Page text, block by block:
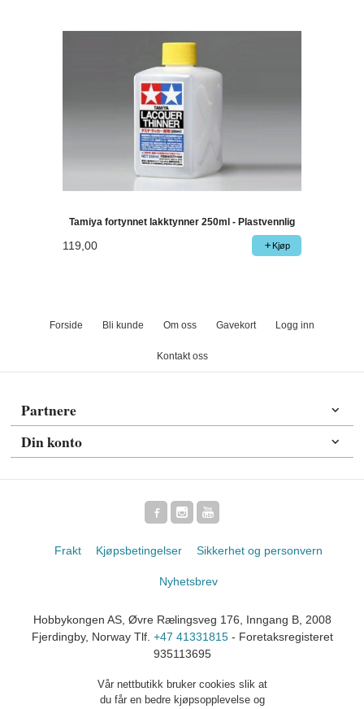
Tamiya fortynnet lakktynner 250ml - Plastvennlig
119,00 Kjøp
Forside Bli kunde Om oss Gavekort Logg inn
Kontakt oss
Partnere
Din konto
Frakt Kjøpsbetingelser Sikkerhet og personvern
Nyhetsbrev
Hobbykongen AS, Øvre Rælingsveg 176, Inngang B, 2008
Fjerdingby, Norway Tlf. +47 41331815- Foretaksregisteret
935113695
Vår nettbutikk bruker cookies slik at
du får en bedre kjøpsopplevelse og